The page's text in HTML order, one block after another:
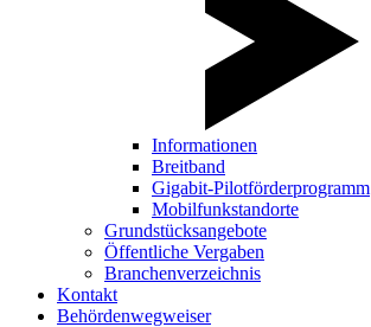
Informationen
Breitband
Gigabit-Pilotförderprogramm
Mobilfunkstandorte
Grundstücksangebote
Öffentliche Vergaben
Branchenverzeichnis
Kontakt
Behördenwegweiser